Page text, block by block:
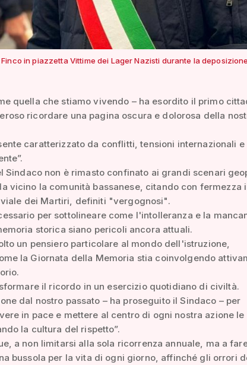
in piazzetta Vittime dei Lager Nazisti durante la
quella che stiamo vivendo – ha esordito il primo
ricordare una pagina oscura e dolorosa della
caratterizzato da conflitti, tensioni internazionali e
Sindaco non è rimasto confinato ai grandi scenari
vicino la comunità bassanese, citando con fermezza
dei Martiri, definiti "vergognosi".
per sottolineare come l'intolleranza e la
storica siano pericoli ancora attuali.
un pensiero particolare al mondo dell'istruzione,
la Giornata della Memoria stia coinvolgendo
il ricordo in un esercizio quotidiano di civiltà.
dal nostro passato – ha proseguito il Sindaco – per
in pace e mettere al centro di ogni nostra azione le
la cultura del rispetto”.
a non limitarsi alla sola ricorrenza annuale, ma a
bussola per la vita di ogni giorno, affinché gli orrori